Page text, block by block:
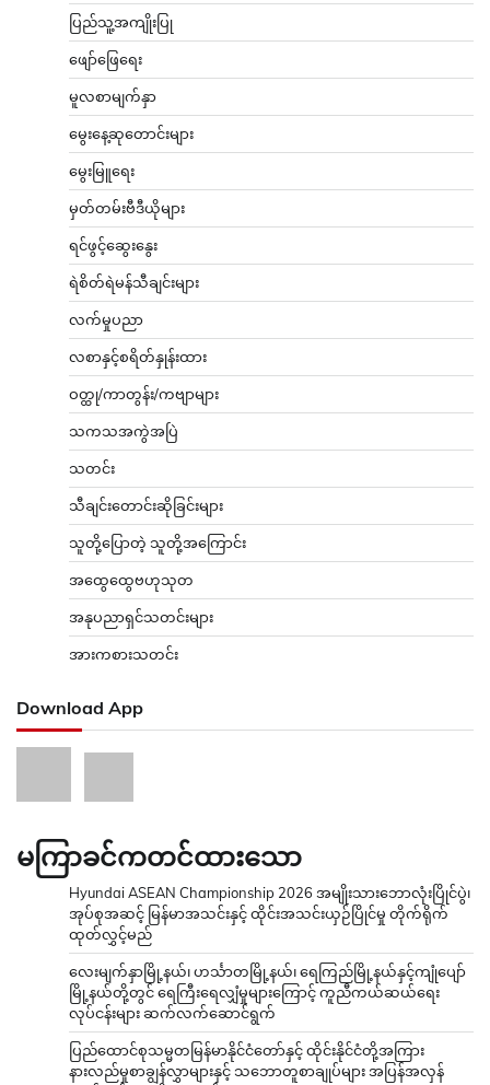
ပြည်သူ့အကျိုးပြု
ဖျော်ဖြေရေး
မူလစာမျက်နှာ
မွေးနေ့ဆုတောင်းများ
မွေးမြူရေး
မှတ်တမ်းဗီဒီယိုများ
ရင်ဖွင့်ဆွေးနွေး
ရဲစိတ်ရဲမန်သီချင်းများ
လက်မှုပညာ
လစာနှင့်စရိတ်နှုန်းထား
ဝတ္ထု/ကာတွန်း/ကဗျာများ
သကသအကွဲအပြဲ
သတင်း
သီချင်းတောင်းဆိုခြင်းများ
သူတို့ပြောတဲ့ သူတို့အကြောင်း
အထွေထွေဗဟုသုတ
အနုပညာရှင်သတင်းများ
အားကစားသတင်း
Download App
မကြာခင်ကတင်ထားသော
Hyundai ASEAN Championship 2026 အမျိုးသားဘောလုံးပြိုင်ပွဲ၊
အုပ်စုအဆင့် မြန်မာအသင်းနှင့် ထိုင်းအသင်းယှဉ်ပြိုင်မှု တိုက်ရိုက်
ထုတ်လွှင့်မည်
လေးမျက်နှာမြို့နယ်၊ ဟင်္သာတမြို့နယ်၊ ရေကြည်မြို့နယ်နှင့်ကျုံပျော်
မြို့နယ်တို့တွင် ရေကြီးရေလျှံမှုများကြောင့် ကူညီကယ်ဆယ်ရေး
လုပ်ငန်းများ ဆက်လက်ဆောင်ရွက်
ပြည်ထောင်စုသမ္မတမြန်မာနိုင်ငံတော်နှင့် ထိုင်းနိုင်ငံတို့အကြား
နားလည်မှုစာချွန်လွှာများနှင့် သဘောတူစာချုပ်များ အပြန်အလှန်